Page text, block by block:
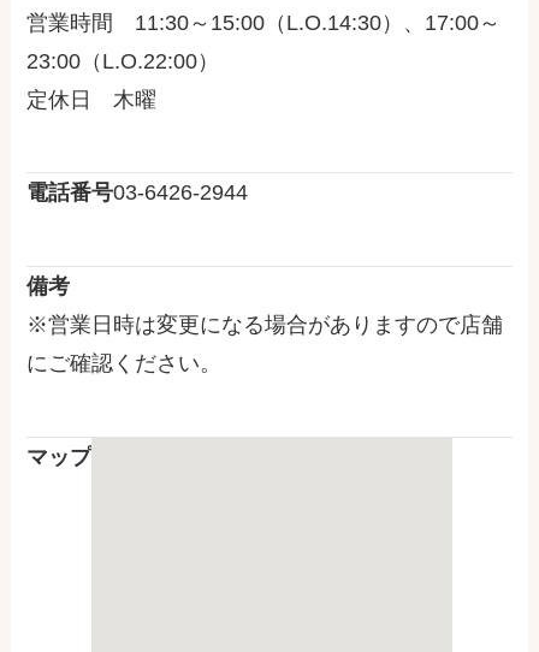
営業時間 11:30～15:00（L.O.14:30）、17:00～
23:00（L.O.22:00）
定休日 木曜
電話番号03-6426-2944
備考
※営業日時は変更になる場合がありますので店舗
にご確認ください。
マップ